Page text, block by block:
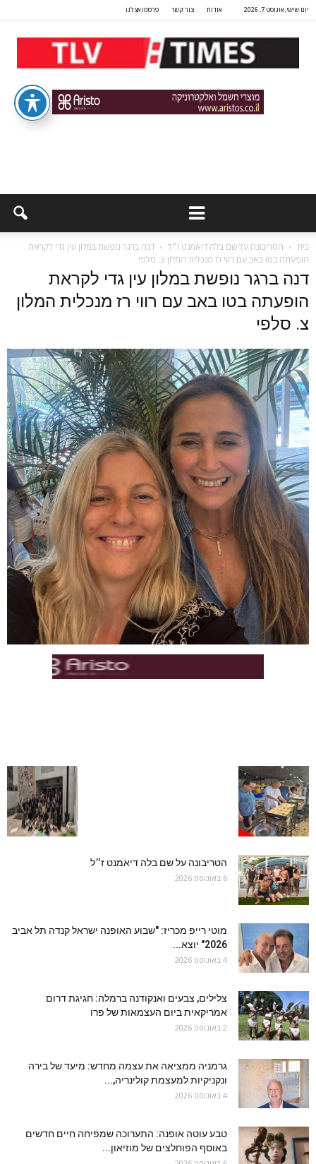
יום שישי, אוגוסט 7, 2026 אודות צור קשר פרסמו אצלנו
בית הטריבונה על שם בלה דיאמנט ז״ל
דנה ברגר נופשת במלון עין גדי לקראת
הופעתה בטו באב עם רווי רז מנכלית המלון צ. סלפי
דנה ברגר נופשת במלון עין גדי לקראת
הופעתה בטו באב עם רווי רז מנכלית המלון
צ. סלפי
הטריבונה על שם בלה דיאמנט ז״ל
6 באוגוסט 2026
מוטי רייפ מכריז: "שבוע האופנה ישראל קנדה תל אביב
2026" יוצא...
4 באוגוסט 2026
צלילים, צבעים ואנקודנה ברמלה: חגיגת דרום
אמריקאית ביום העצמאות של פרו
2 באוגוסט 2026
גרמניה ממציאה את עצמה מחדש: מיעד של בירה
ונקניקיות למעצמת קולינריה,...
4 באוגוסט 2026
טבע עוטה אופנה: התערוכה שמפיחה חיים חדשים
באוסף הפוחלצים של מוזיאון...